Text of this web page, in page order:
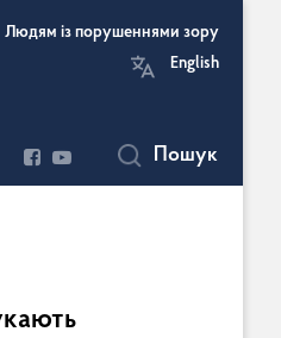
Людям із порушеннями зору
English
Пошук